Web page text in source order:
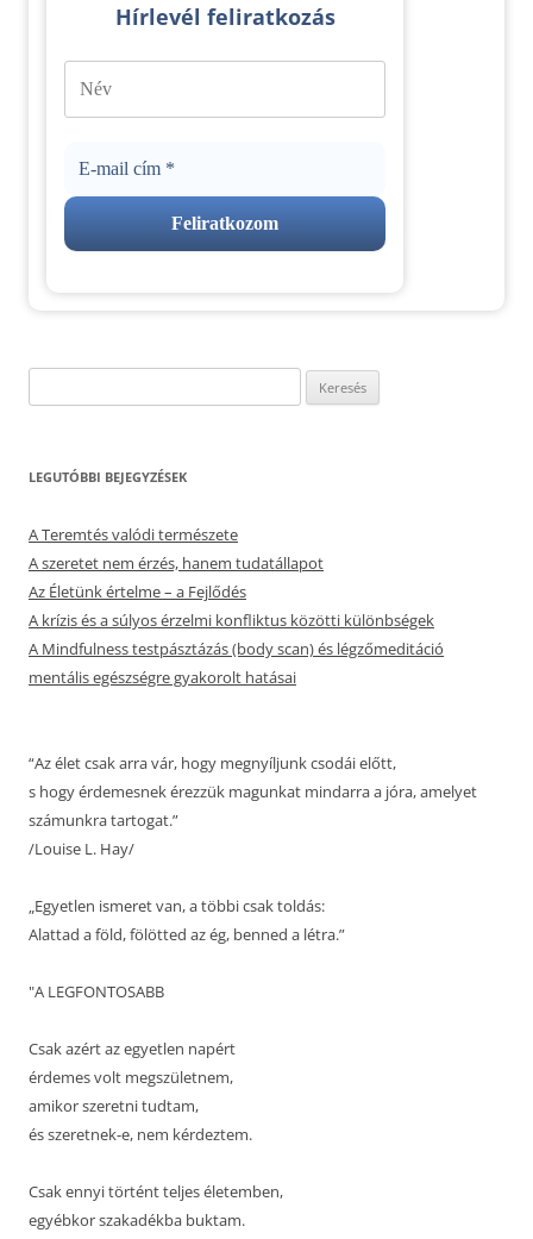
Hírlevél feliratkozás
LEGUTÓBBI BEJEGYZÉSEK
A Teremtés valódi természete
A szeretet nem érzés, hanem tudatállapot
Az Életünk értelme – a Fejlődés
A krízis és a súlyos érzelmi konfliktus közötti különbségek
A Mindfulness testpásztázás (body scan) és légzőmeditáció
mentális egészségre gyakorolt hatásai
“Az élet csak arra vár, hogy megnyíljunk csodái előtt,
s hogy érdemesnek érezzük magunkat mindarra a jóra, amelyet
számunkra tartogat.”
/Louise L. Hay/
„Egyetlen ismeret van, a többi csak toldás:
Alattad a föld, fölötted az ég, benned a létra.”
"A LEGFONTOSABB
Csak azért az egyetlen napért
érdemes volt megszületnem,
amikor szeretni tudtam,
és szeretnek-e, nem kérdeztem.
Csak ennyi történt teljes életemben,
egyébkor szakadékba buktam.